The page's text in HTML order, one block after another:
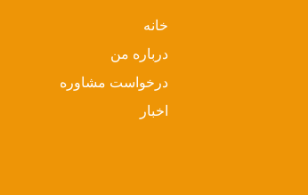
خانه
درباره من
درخواست مشاوره
اخبار